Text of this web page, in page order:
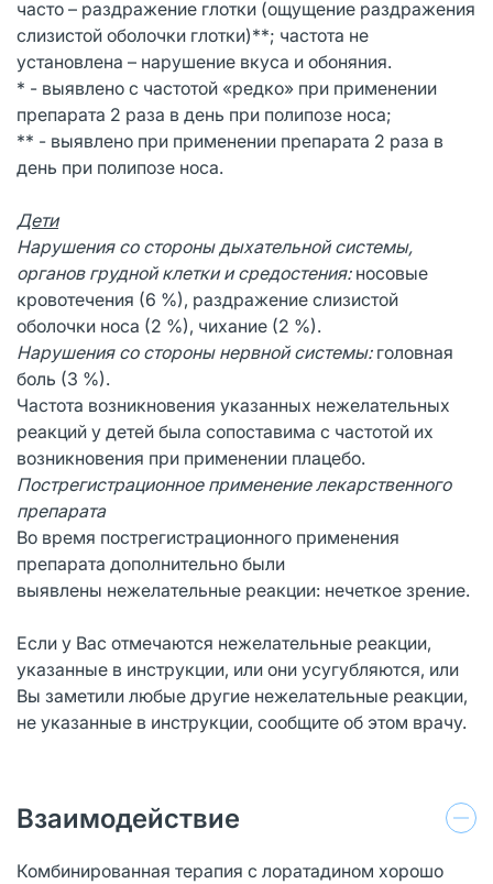
часто – раздражение глотки (ощущение раздражения
слизистой оболочки глотки)**; частота не
установлена – нарушение вкуса и обоняния.
* - выявлено с частотой «редко» при применении
препарата 2 раза в день при полипозе носа;
** - выявлено при применении препарата 2 раза в
день при полипозе носа.
Дети
Нарушения со стороны дыхательной системы,
органов грудной клетки и средостения: носовые
кровотечения (6 %), раздражение слизистой
оболочки носа (2 %), чихание (2 %).
Нарушения со стороны нервной системы:головная
боль (3 %).
Частота возникновения указанных нежелательных
реакций у детей была сопоставима с частотой их
возникновения при применении плацебо.
Пострегистрационное применение лекарственного
препарата
Во время пострегистрационного применения
препарата дополнительно были
выявлены нежелательные реакции: нечеткое зрение.
Если у Вас отмечаются нежелательные реакции,
указанные в инструкции, или они усугубляются, или
Вы заметили любые другие нежелательные реакции,
не указанные в инструкции, сообщите об этом врачу.
Взаимодействие
Комбинированная терапия с лоратадином хорошо